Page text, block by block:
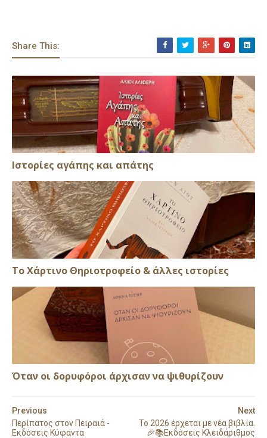
Share This:
Ιστορίες αγάπης και απάτης
Το Χάρτινο Θηριοτροφείο & άλλες ιστορίες
Όταν οι δορυφόροι άρχισαν να ψιθυρίζουν
Next
To 2026 έρχεται με νέα βιβλία.
🎉📚Εκδόσεις Κλειδάριθμος
Previous
Περίπατος στον Πειραιά -
Εκδόσεις Κύφαντα